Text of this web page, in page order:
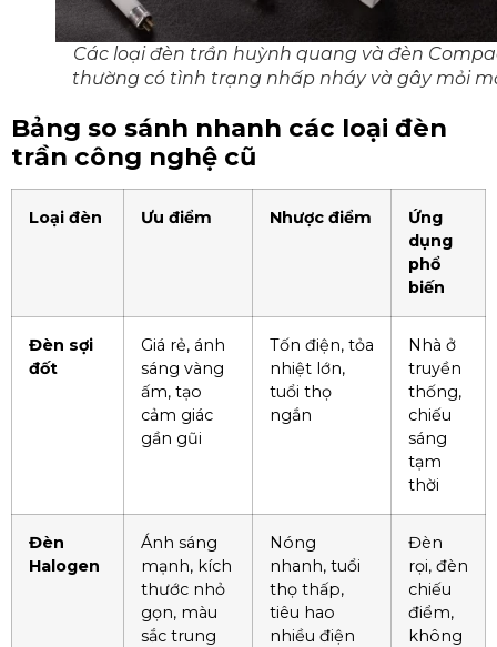
Các loại đèn trần huỳnh quang và đèn
thường có tình trạng nhấp nháy và gây mỏi
Bảng so sánh nhanh các loại đèn
trần công nghệ cũ
Loại đèn Ưu điểm Nhược điểm
Ứng
dụng
phổ
biến
Đèn sợi
đốt
Giá rẻ, ánh
sáng vàng
ấm, tạo
cảm giác
gần gũi
Tốn điện, tỏa
nhiệt lớn,
tuổi thọ
ngắn
Nhà ở
truyền
thống,
chiếu
sáng
tạm
thời
Đèn
Halogen
Ánh sáng
mạnh, kích
thước nhỏ
gọn, màu
sắc trung
Nóng
nhanh, tuổi
thọ thấp,
tiêu hao
nhiều điện
Đèn
rọi, đèn
chiếu
điểm,
không